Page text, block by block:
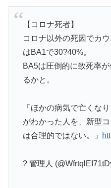
【コロナ死者】
コロナ以外の死因でカ
はBA1で30?40%。
BA5は圧倒的に致死率
るかと。
「ほかの病気で亡くな
がわかった人を、新型
は合理的ではない。」
? 管理人